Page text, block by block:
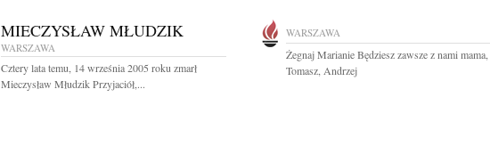
MIECZYSŁAW MŁUDZIK
WARSZAWA
Cztery lata temu, 14 września 2005 roku zmarł
Mieczysław Młudzik Przyjaciół,...
WARSZAWA
Żegnaj Marianie Będziesz zawsze z nami mama,
Tomasz, Andrzej